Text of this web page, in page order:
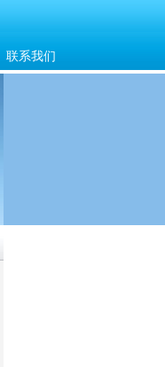
联系我们